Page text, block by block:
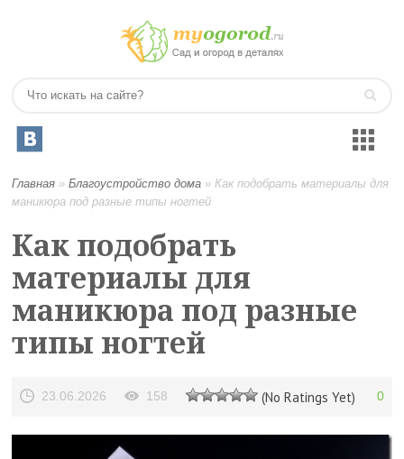
Главная »Благоустройство дома »Как подобрать материалы для
маникюра под разные типы ногтей
Как подобрать
материалы для
маникюра под разные
типы ногтей
23.06.2026 158 (No Ratings Yet) 0